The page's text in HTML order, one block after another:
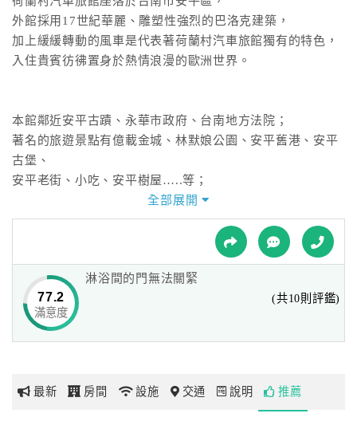
房
HOT
民
宿
球
網
玩
外館採用17世紀華麗、雕塑性強烈的巴洛克建築，
加上緩緩轉動的風車是代表著荷蘭村汽車旅館獨有的特色，
入住貴賓彷彿置身於熱情浪漫的歐洲世界。
本館鄰近安平古蹟、永華市政府、台南地方法院；
著名的旅遊景點有億載金城、林默娘公園、安平舊港、安平
古堡、
安平老街、小吃、安平樹屋…..等；
更離台南著名的『花園夜市』僅10分鐘車程。
全館全區按摩浴缸、浴室電視、按摩椅、情趣椅、三溫暖紅
外線烤箱、精油蒸氣浴等設備。
提供免費WIFI上網服務。
出差、休閒、度假，荷蘭村安平館是貴賓最佳住房選擇!!!
全部展開
77.2
滿意度
淋浴間的門無法關緊
(共10則評鑑)
最新 房間 設施 交通 說明 推薦